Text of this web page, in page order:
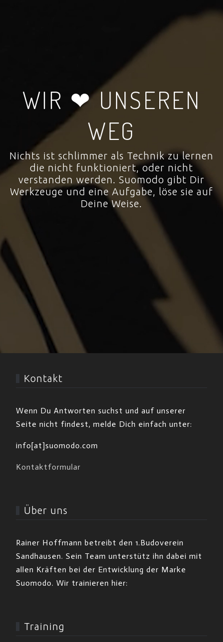
WIR ❤ UNSEREN
WEG
Nichts ist schlimmer als Technik zu lernen
die nicht funktioniert, oder nicht
verstanden werden. Suomodo gibt Dir
Werkzeuge und eine Aufgabe, löse sie auf
Deine Weise.
Kontakt
Wenn Du Antworten suchst und auf unserer
Seite nicht findest, melde Dich einfach unter:
info[at]suomodo.com
Kontaktformular
Über uns
Rainer Hoffmann betreibt den 1.Budoverein
Sandhausen. Sein Team unterstütz ihn dabei mit
allen Kräften bei der Entwicklung der Marke
Suomodo. Wir trainieren hier:
Training